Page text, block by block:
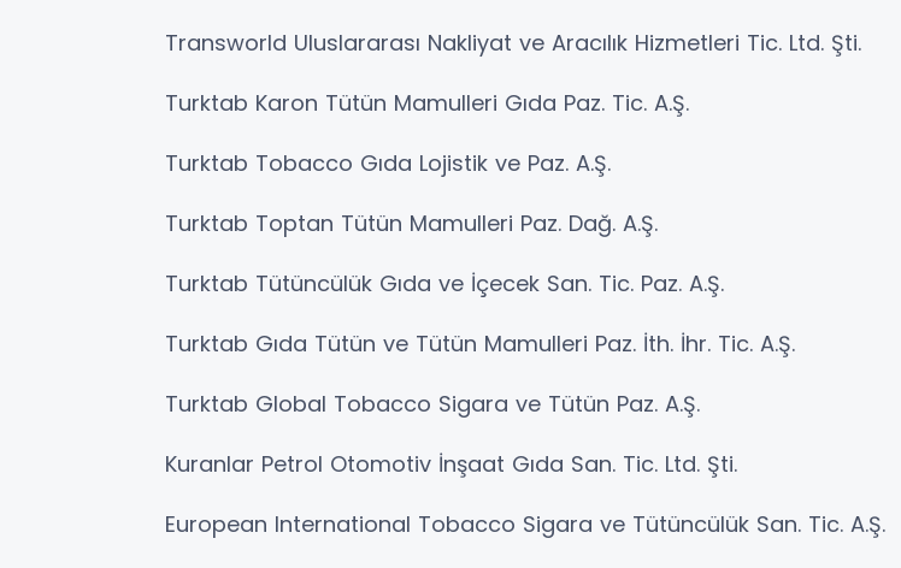
Transworld Uluslararası Nakliyat ve Aracılık Hizmetleri Tic. Ltd. Şti.
Turktab Karon Tütün Mamulleri Gıda Paz. Tic. A.Ş.
Turktab Tobacco Gıda Lojistik ve Paz. A.Ş.
Turktab Toptan Tütün Mamulleri Paz. Dağ. A.Ş.
Turktab Tütüncülük Gıda ve İçecek San. Tic. Paz. A.Ş.
Turktab Gıda Tütün ve Tütün Mamulleri Paz. İth. İhr. Tic. A.Ş.
Turktab Global Tobacco Sigara ve Tütün Paz. A.Ş.
Kuranlar Petrol Otomotiv İnşaat Gıda San. Tic. Ltd. Şti.
European International Tobacco Sigara ve Tütüncülük San. Tic. A.Ş.